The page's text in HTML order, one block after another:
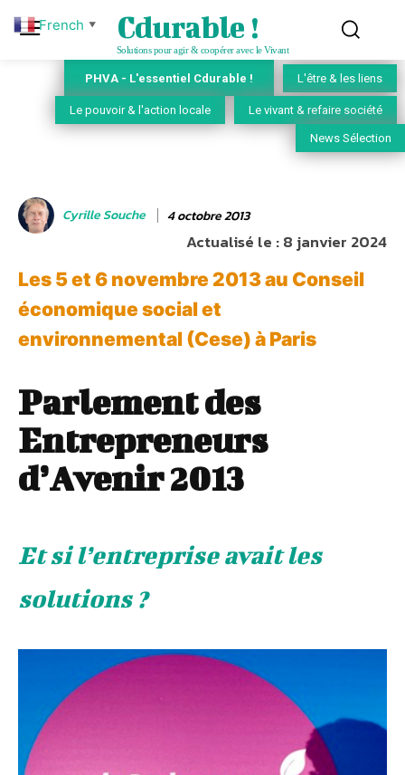
Cdurable !
Solutions pour agir & coopérer avec le Vivant
PHVA - L'essentiel Cdurable ! L'être & les liens
Le pouvoir & l'action locale Le vivant & refaire société
News Sélection
Cyrille Souche 4 octobre 2013
Actualisé le :8 janvier 2024
Les 5 et 6 novembre 2013 au Conseil
économique social et
environnemental (Cese) à Paris
Parlement des
Entrepreneurs
d’Avenir 2013
Et si l’entreprise avait les
solutions ?
French ▼